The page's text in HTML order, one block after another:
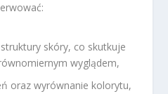
skóry, co skutkuje
wyglądem,
oraz wyrównanie kolorytu,